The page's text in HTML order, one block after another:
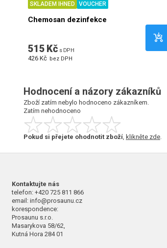
SKLADEM IHNED VOUCHER
Chemosan dezinfekce
515 Kč s DPH
426 Kč bez DPH
Hodnocení a názory zákazníků
Zboží zatím nebylo hodnoceno zákazníkem.
Zatím nehodnoceno
Pokud si přejete ohodnotit zboží, klikněte zde.
Kontaktujte nás
telefon: +420 725 811 866
email: info@prosaunu.cz
korespondence:
Prosaunu s.r.o.
Masarykova 58/62,
Kutná Hora 284 01